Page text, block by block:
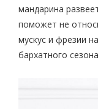
мандарина
поможет не
мускус и фрезии
бархатного